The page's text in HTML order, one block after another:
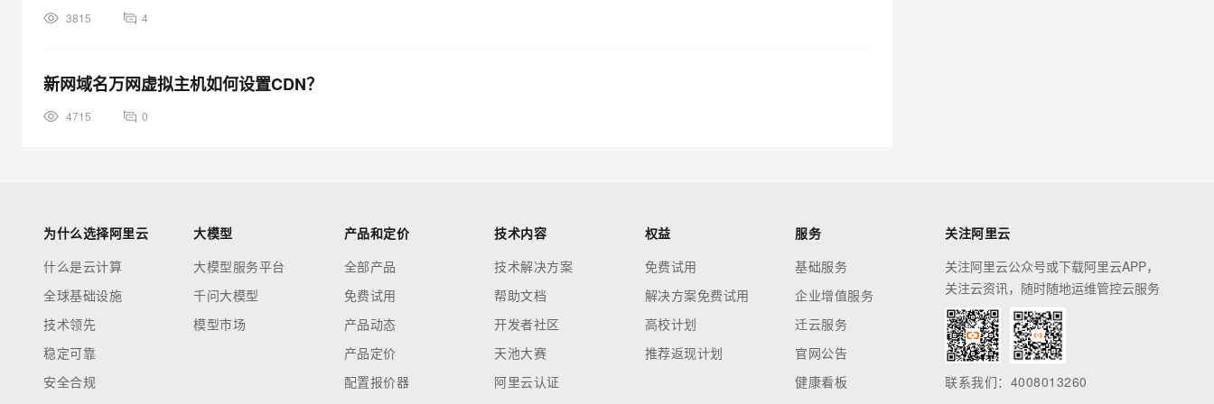
3815 4
新网域名万网虚拟主机如何设置CDN？
4715 0
为什么选择阿里云
什么是云计算
全球基础设施
技术领先
稳定可靠
安全合规
大模型
大模型服务平台
千问大模型
模型市场
产品和定价
全部产品
免费试用
产品动态
产品定价
配置报价器
技术内容
技术解决方案
帮助文档
开发者社区
天池大赛
阿里云认证
权益
免费试用
解决方案免费试用
高校计划
推荐返现计划
服务
基础服务
企业增值服务
迁云服务
官网公告
健康看板
关注阿里云
关注阿里云公众号或下载阿里云APP，
关注云资讯，随时随地运维管控云服务
联系我们：4008013260